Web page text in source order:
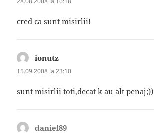
cred ca sunt misirlii!
ionutz
15.09.2008 la 23:10
sunt misirlii toti,decat k au alt penaj;))
daniel89